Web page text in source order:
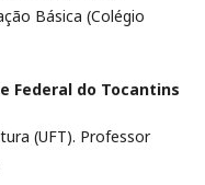
Básica (Colégio
Federal do Tocantins
(UFT). Professor